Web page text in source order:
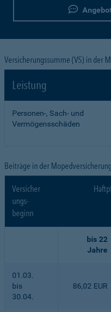
Versicherungssumme (VS) in der
Leistung
Personen-, Sach- und
Vermögensschäden
Beiträge in der
Versicher
ungs-
beginn
bis 22
Jahre
01.03.
bis
30.04.
86,02 EUR